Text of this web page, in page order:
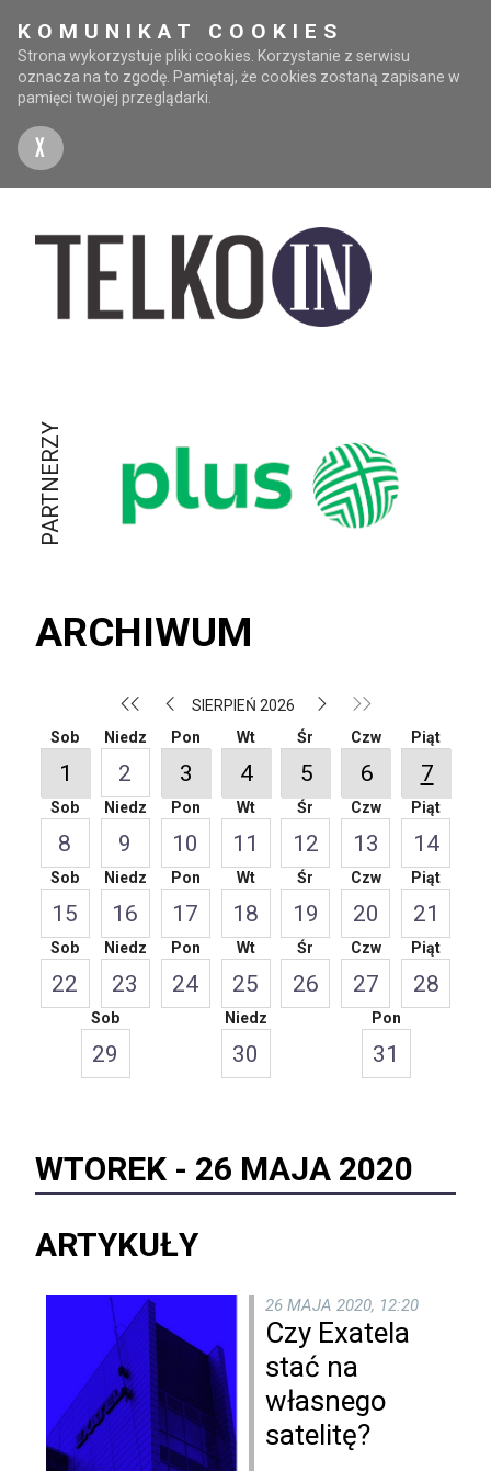
KOMUNIKAT COOKIES
Strona wykorzystuje pliki cookies. Korzystanie z serwisu
oznacza na to zgodę. Pamiętaj, że cookies zostaną zapisane w
pamięci twojej przeglądarki.
X
PARTNERZY
ARCHIWUM
SIERPIEŃ 2026
Sob
1
Niedz
2
Pon
3
Wt
4
Śr
5
Czw
6
Piąt
7
Sob
8
Niedz
9
Pon
10
Wt
11
Śr
12
Czw
13
Piąt
14
Sob
15
Niedz
16
Pon
17
Wt
18
Śr
19
Czw
20
Piąt
21
Sob
22
Niedz
23
Pon
24
Wt
25
Śr
26
Czw
27
Piąt
28
Sob
29
Niedz
30
Pon
31
WTOREK - 26 MAJA 2020
ARTYKUŁY
26 MAJA 2020, 12:20
Czy Exatela
stać na
własnego
satelitę?